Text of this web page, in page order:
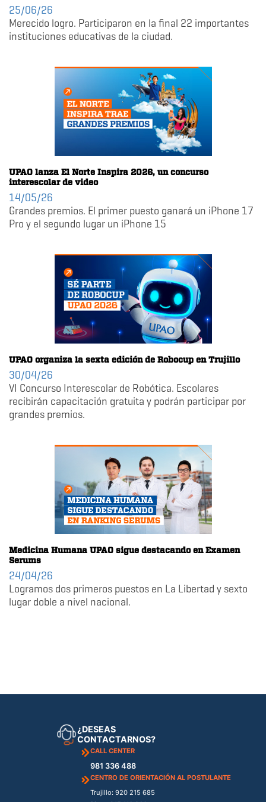
25/06/26
Merecido logro. Participaron en la final 22 importantes
instituciones educativas de la ciudad.
UPAO lanza El Norte Inspira 2026, un concurso
interescolar de video
14/05/26
Grandes premios. El primer puesto ganará un iPhone 17
Pro y el segundo lugar un iPhone 15
UPAO organiza la sexta edición de Robocup en Trujillo
30/04/26
VI Concurso Interescolar de Robótica. Escolares
recibirán capacitación gratuita y podrán participar por
grandes premios.
Medicina Humana UPAO sigue destacando en Examen
Serums
24/04/26
Logramos dos primeros puestos en La Libertad y sexto
lugar doble a nivel nacional.